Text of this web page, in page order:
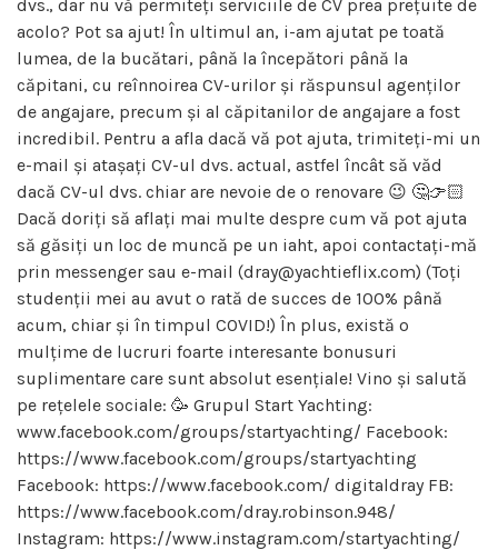
dvs., dar nu vă permiteți serviciile de CV prea prețuite de
acolo? Pot sa ajut! În ultimul an, i-am ajutat pe toată
lumea, de la bucătari, până la începători până la
căpitani, cu reînnoirea CV-urilor și răspunsul agenților
de angajare, precum și al căpitanilor de angajare a fost
incredibil. Pentru a afla dacă vă pot ajuta, trimiteți-mi un
e-mail și atașați CV-ul dvs. actual, astfel încât să văd
dacă CV-ul dvs. chiar are nevoie de o renovare 😉 🤔👉🏻
Dacă doriți să aflați mai multe despre cum vă pot ajuta
să găsiți un loc de muncă pe un iaht, apoi contactați-mă
prin messenger sau e-mail (dray@yachtieflix.com) (Toți
studenții mei au avut o rată de succes de 100% până
acum, chiar și în timpul COVID!) În plus, există o
mulțime de lucruri foarte interesante bonusuri
suplimentare care sunt absolut esențiale! Vino și salută
pe rețelele sociale: 🥳 Grupul Start Yachting:
www.facebook.com/groups/startyachting/ Facebook:
https://www.facebook.com/groups/startyachting
Facebook: https://www.facebook.com/ digitaldray FB:
https://www.facebook.com/dray.robinson.948/
Instagram: https://www.instagram.com/startyachting/